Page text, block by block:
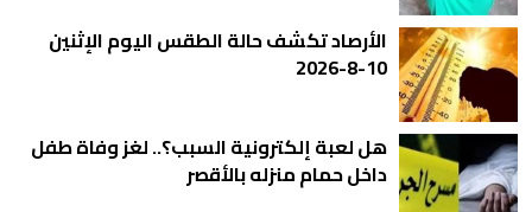
الأرصاد تكشف حالة الطقس اليوم الإثنين
10-8-2026
هل لعبة إلكترونية السبب؟.. لغز وفاة طفل
داخل حمام منزله بالأقصر